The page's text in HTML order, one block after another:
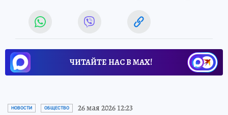
ЧИТАЙТЕ НАС В МАХ!
НОВОСТИ ОБЩЕСТВО 26 мая 2026 12:23